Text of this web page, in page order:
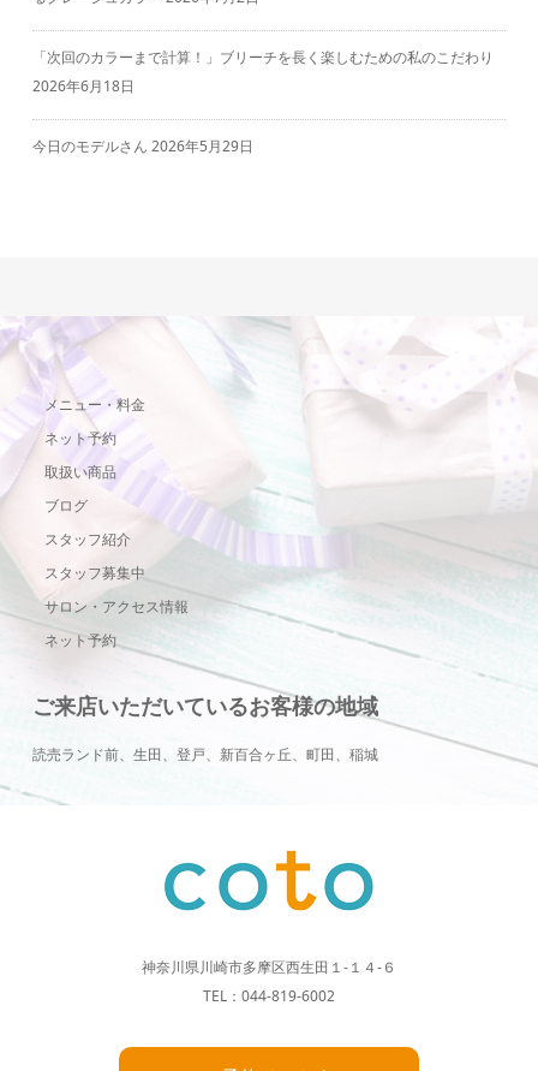
「次回のカラーまで計算！」ブリーチを長く楽しむための私のこだわり
2026年6月18日
今日のモデルさん 2026年5月29日
メニュー・料金
ネット予約
取扱い商品
ブログ
スタッフ紹介
スタッフ募集中
サロン・アクセス情報
ネット予約
ご来店いただいているお客様の地域
読売ランド前、生田、登戸、新百合ヶ丘、町田、稲城
神奈川県川崎市多摩区西生田１-１４-６
TEL：044-819-6002